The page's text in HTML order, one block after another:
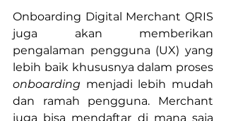
Onboarding Digital Merchant QRIS
juga akan memberikan
pengalaman pengguna (UX) yang
onboarding menjadi lebih mudah
dan ramah pengguna. Merchant
juga bisa mendaftar di mana saja